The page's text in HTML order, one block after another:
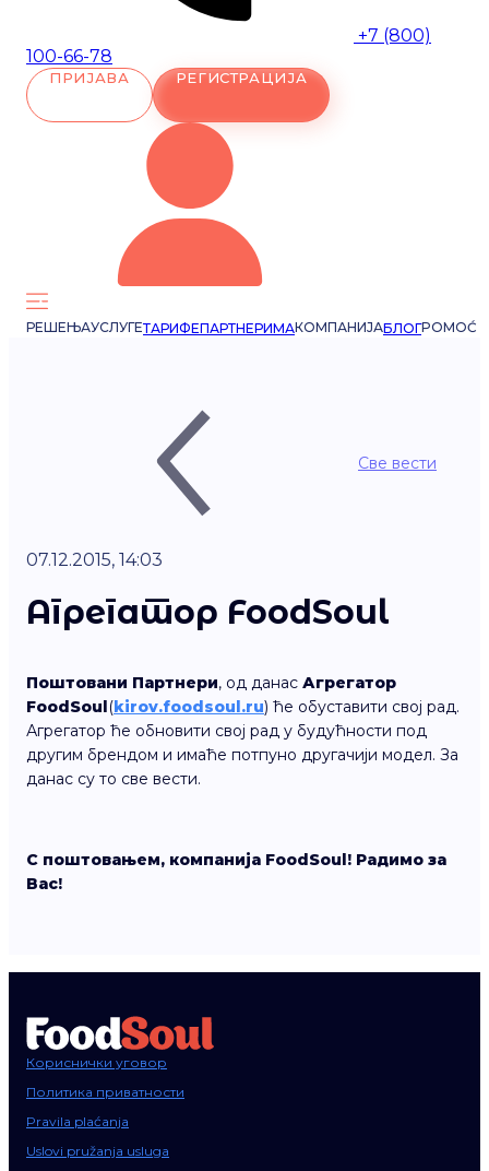
+7 (800)
100-66-78
ПРИЈАВА РЕГИСТРАЦИЈА
РЕШЕЊАУСЛУГЕТАРИФЕПАРТНЕРИМАКОМПАНИЈАБЛОГPOMOĆ
Све вести
07.12.2015, 14:03
Агрегатор FoodSoul
Поштовани Партнери, од данас Агрегатор
FoodSoul(kirov.foodsoul.ru) ће обуставити свој рад.
Агрегатор ће обновити свој рад у будућности под
другим брендом и имаће потпуно другачији модел. За
данас су то све вести.
С поштовањем, компанија FoodSoul! Радимо за
Вас!
Кориснички уговор
Политика приватности
Pravila plaćanja
Uslovi pružanja usluga